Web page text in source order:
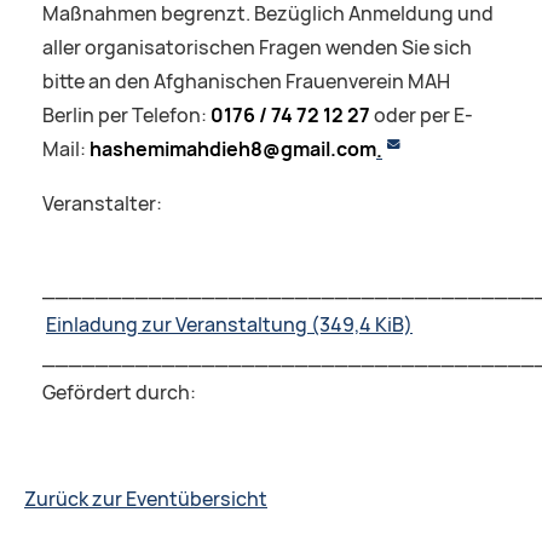
Maßnahmen begrenzt. Bezüglich Anmeldung und
aller organisatorischen Fragen wenden Sie sich
bitte an den Afghanischen Frauenverein MAH
Berlin per Telefon: 0176 / 74 72 12 27oder per E-
Mail: hashemimahdieh8@gmail.com.
Veranstalter:
Einladung zur Veranstaltung (349,4 KiB)
Gefördert durch:
Zurück zur Eventübersicht